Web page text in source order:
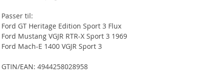
Passer til:
Ford GT Heritage Edition Sport 3 Flux
Ford Mustang VGJR RTR-X Sport 3 1969
Ford Mach-E 1400 VGJR Sport 3
GTIN/EAN: 4944258028958